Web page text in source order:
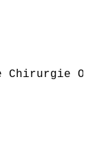
Chirurgie